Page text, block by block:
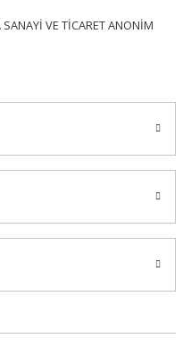
VE TİCARET ANONİM